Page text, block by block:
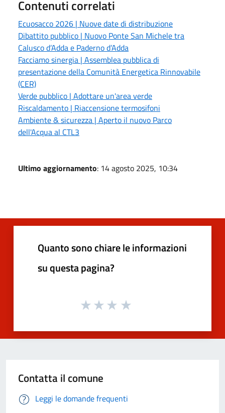
Contenuti correlati
Ecuosacco 2026 | Nuove date di distribuzione
Dibattito pubblico | Nuovo Ponte San Michele tra
Calusco d’Adda e Paderno d’Adda
Facciamo sinergia | Assemblea pubblica di
presentazione della Comunità Energetica Rinnovabile
(CER)
Verde pubblico | Adottare un'area verde
Riscaldamento | Riaccensione termosifoni
Ambiente & sicurezza | Aperto il nuovo Parco
dell'Acqua al CTL3
Ultimo aggiornamento: 14 agosto 2025, 10:34
Quanto sono chiare le informazioni
su questa pagina?
Contatta il comune
Leggi le domande frequenti